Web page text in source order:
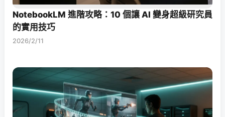
NotebookLM 進階攻略：10 個讓 AI 變身超級研究員
的實用技巧
2026/2/11